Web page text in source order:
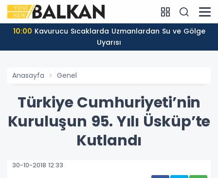
09:21 Kuzey Makedonya’da Enflasyon ve Temel Ürün
Fiyatları Kontrol Altında
Anasayfa Genel
Türkiye Cumhuriyeti’nin
Kuruluşun 95. Yılı Üsküp’te
Kutlandı
30-10-2018 12:33